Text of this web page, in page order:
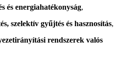
és energiahatékonyság,
szelektív gyűjtés és hasznosítás,
rendszerek valós